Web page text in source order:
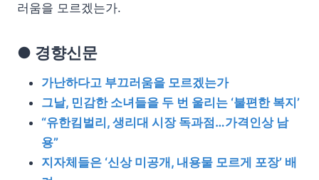
러움을 모르겠는가.
● 경향신문
가난하다고 부끄러움을 모르겠는가
그날, 민감한 소녀들을 두 번 울리는 ‘불편한 복지’
“유한킴벌리, 생리대 시장 독과점…가격인상 남
용”
지자체들은 ‘신상 미공개, 내용물 모르게 포장’ 배